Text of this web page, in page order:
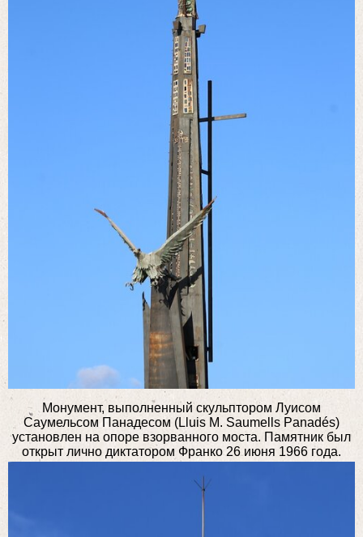
Монумент, выполненный скульптором Луисом
Саумельсом Панадесом (Lluis M. Saumells Panadés)
установлен на опоре взорванного моста. Памятник был
открыт лично диктатором Франко 26 июня 1966 года.